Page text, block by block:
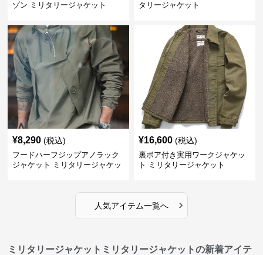
ゾン ミリタリージャケット
タリージャケット
¥8,290 (税込)
フードハーフジップアノラック
ジャケット ミリタリージャケッ
¥16,600 (税込)
裏ボア付き実用ワークジャケッ
ト ミリタリージャケット
人気アイテム一覧へ ›
ミリタリージャケットミリタリージャケットの新着アイテ